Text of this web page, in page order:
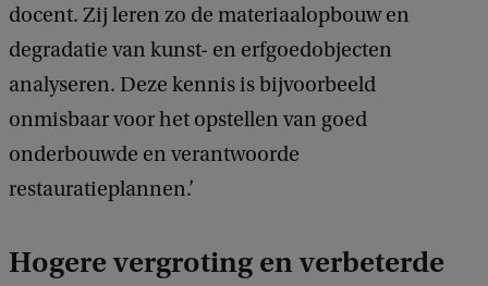
docent. Zij leren zo de materiaalopbouw en
degradatie van kunst- en erfgoedobjecten
analyseren. Deze kennis is bijvoorbeeld
onmisbaar voor het opstellen van goed
onderbouwde en verantwoorde
restauratieplannen.’
Hogere vergroting en verbeterde